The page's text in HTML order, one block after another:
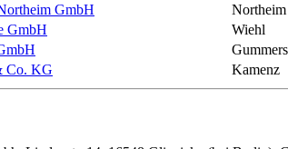
GmbH
Northeim
GmbH
Wiehl
Co. KG
Kamenz